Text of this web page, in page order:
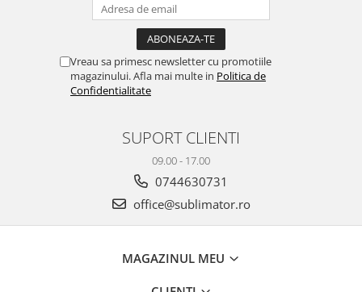
Vreau sa primesc newsletter cu promotiile
magazinului. Afla mai multe in Politica de
Confidentialitate
SUPORT CLIENTI
09.00 - 17.00
0744630731
office@sublimator.ro
MAGAZINUL MEU